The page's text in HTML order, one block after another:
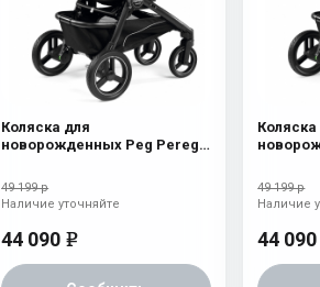
Коляска для
новорожденных Peg Perego
49 199 р
44 090 e
Наличие уточняйте
Коляска
49 199 р
44 090
Наличие